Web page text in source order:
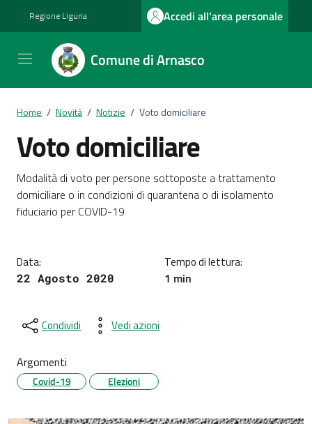
Regione Liguria Accedi all'area personale
Comune di Arnasco
Home / Novità / Notizie / Voto domiciliare
Voto domiciliare
Dettagli della notizia
Modalità di voto per persone sottoposte a trattamento
domiciliare o in condizioni di quarantena o di isolamento
fiduciario per COVID-19
Data:
22 Agosto 2020
Tempo di lettura:
1 min
Condividi Vedi azioni
Argomenti
Covid-19 Elezioni